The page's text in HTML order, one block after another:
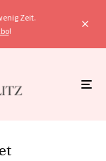
Zeit.
!